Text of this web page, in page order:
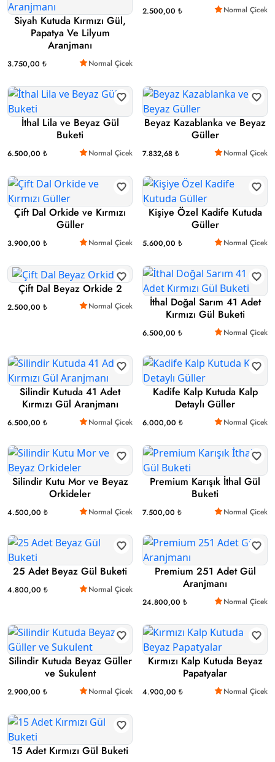
Siyah Kutuda Kırmızı Gül,
Papatya Ve Lilyum
Aranjmanı
3.750,00 ₺ Normal Çicek
2.500,00 ₺ Normal Çicek
İthal Lila ve Beyaz Gül
Buketi
6.500,00 ₺ Normal Çicek
Beyaz Kazablanka ve Beyaz
Güller
7.832,68 ₺ Normal Çicek
Çift Dal Orkide ve Kırmızı
Güller
3.900,00 ₺ Normal Çicek
Kişiye Özel Kadife Kutuda
Güller
5.600,00 ₺ Normal Çicek
Çift Dal Beyaz Orkide 2
2.500,00 ₺ Normal Çicek
İthal Doğal Sarım 41 Adet
Kırmızı Gül Buketi
6.500,00 ₺ Normal Çicek
Silindir Kutuda 41 Adet
Kırmızı Gül Aranjmanı
6.500,00 ₺ Normal Çicek
Kadife Kalp Kutuda Kalp
Detaylı Güller
6.000,00 ₺ Normal Çicek
Silindir Kutu Mor ve Beyaz
Orkideler
4.500,00 ₺ Normal Çicek
Premium Karışık İthal Gül
Buketi
7.500,00 ₺ Normal Çicek
25 Adet Beyaz Gül Buketi
4.800,00 ₺ Normal Çicek
Premium 251 Adet Gül
Aranjmanı
24.800,00 ₺ Normal Çicek
Silindir Kutuda Beyaz Güller
ve Sukulent
2.900,00 ₺ Normal Çicek
Kırmızı Kalp Kutuda Beyaz
Papatyalar
4.900,00 ₺ Normal Çicek
15 Adet Kırmızı Gül Buketi